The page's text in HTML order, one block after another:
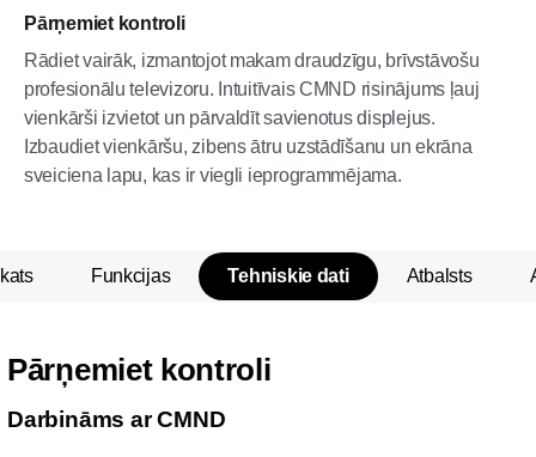
Pārņemiet kontroli
Rādiet vairāk, izmantojot makam draudzīgu, brīvstāvošu
profesionālu televizoru. Intuitīvais CMND risinājums ļauj
vienkārši izvietot un pārvaldīt savienotus displejus.
Izbaudiet vienkāršu, zibens ātru uzstādīšanu un ekrāna
sveiciena lapu, kas ir viegli ieprogrammējama.
Funkcijas Tehniskie dati Atbalsts
Pārņemiet kontroli
Darbināms ar CMND